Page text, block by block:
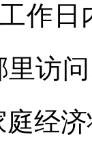
作
访
经